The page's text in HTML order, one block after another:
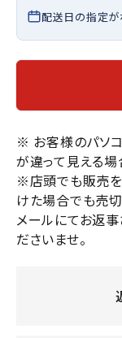
配送日の指定が
※ お客様のパソ
が違って見える場
※店頭でも販売を
けた場合でも売
メールにてお返事
ださいませ。